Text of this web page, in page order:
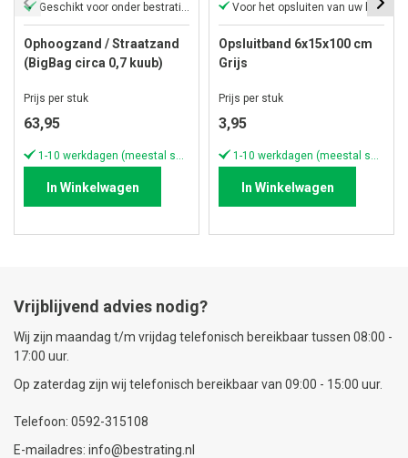
Geschikt voor onder bestrating
Ophoogzand / Straatzand
(BigBag circa 0,7 kuub)
Prijs per stuk
63,95
In Winkelwagen
Voor het opsluiten van uw bestrating
Opsluitband 6x15x100 cm
Grijs
Prijs per stuk
3,95
In Winkelwagen
Vrijblijvend advies nodig?
Wij zijn maandag t/m vrijdag telefonisch bereikbaar tussen 08:00 -
17:00 uur.
Op zaterdag zijn wij telefonisch bereikbaar van 09:00 - 15:00 uur.
Telefoon: 0592-315108
E-mailadres: info@bestrating.nl